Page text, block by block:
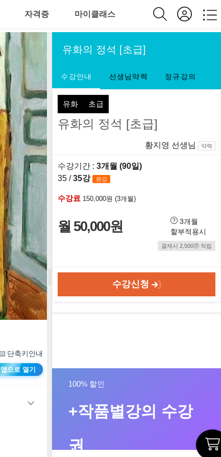
자격증 마이클래스
단축키안내
앱으로 열기
유화의 정석 [초급]
수강안내 선생님약력 정규강의
유화 초급
유화의 정석 [초급]
황지영 선생님 약력
수강기간 : 3개월 (90일)
35 /35강 완강
수강료 150,000원 (3개월)
월 50,000원
3개월
할부적용시
결제시 2,500ⓟ 적립
수강신청
100% 할인
+작품별강의 수강
권